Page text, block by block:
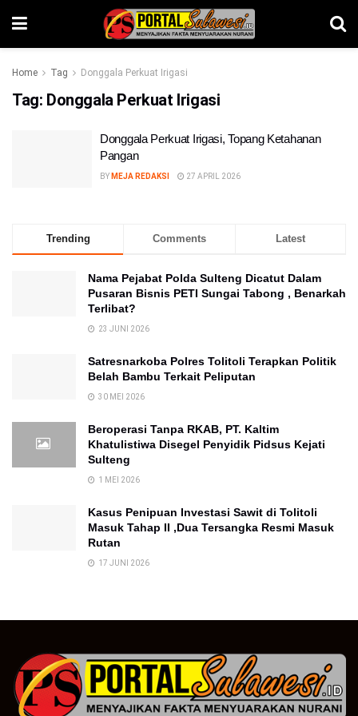
Home Tag Donggala Perkuat Irigasi
Tag: Donggala Perkuat Irigasi
Donggala Perkuat Irigasi, Topang Ketahanan
Pangan
BY MEJA REDAKSI 27 APRIL 2026
Trending Comments Latest
Nama Pejabat Polda Sulteng Dicatut Dalam
Pusaran Bisnis PETI Sungai Tabong , Benarkah
Terlibat?
23 JUNI 2026
Satresnarkoba Polres Tolitoli Terapkan Politik
Belah Bambu Terkait Peliputan
30 MEI 2026
Beroperasi Tanpa RKAB, PT. Kaltim
Khatulistiwa Disegel Penyidik Pidsus Kejati
Sulteng
1 MEI 2026
Kasus Penipuan Investasi Sawit di Tolitoli
Masuk Tahap II ,Dua Tersangka Resmi Masuk
Rutan
17 JUNI 2026